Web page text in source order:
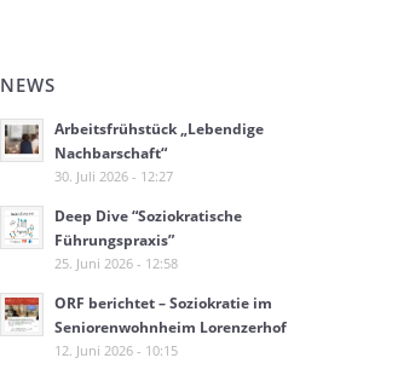
NEWS
Arbeitsfrühstück „Lebendige
Nachbarschaft“
30. Juli 2026 - 12:27
Deep Dive “Soziokratische
Führungspraxis”
25. Juni 2026 - 12:58
ORF berichtet – Soziokratie im
Seniorenwohnheim Lorenzerhof
12. Juni 2026 - 10:15